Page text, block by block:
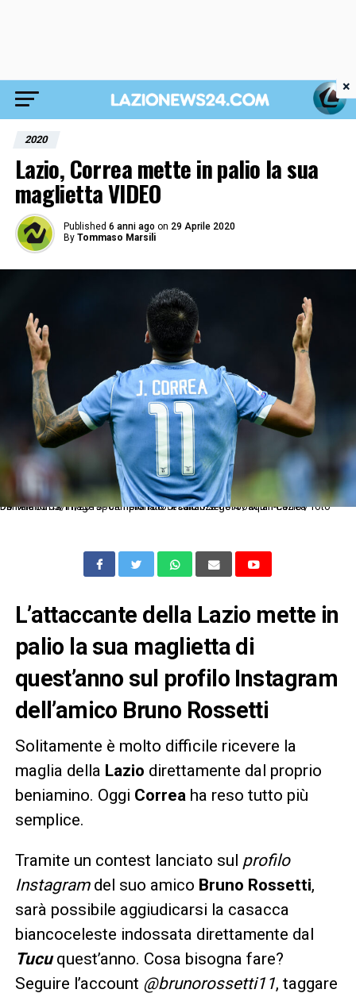
2020
Lazio, Correa mette in palio la sua
maglietta VIDEO
Published 6 anni ago on 29 Aprile 2020
By Tommaso Marsili
Db Milano 03/11/2019 - campionato di calcio serie A / Milan-Lazio / foto Daniele Buffa/Image Sport nella foto: esultanza gol Joaquin Correa
L’attaccante della Lazio mette in
palio la sua maglietta di
quest’anno sul profilo Instagram
dell’amico Bruno Rossetti
Solitamente è molto difficile ricevere la
maglia della Lazio direttamente dal proprio
beniamino. Oggi Correa ha reso tutto più
semplice.
Tramite un contest lanciato sul profilo
Instagramdel suo amico Bruno Rossetti,
sarà possibile aggiudicarsi la casacca
biancoceleste indossata direttamente dal
Tucuquest’anno. Cosa bisogna fare?
Seguire l’account @brunorossetti11, taggare
×